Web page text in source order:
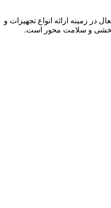
زمینه ارائه انواع تجهیزات و
و سلامت محور است.